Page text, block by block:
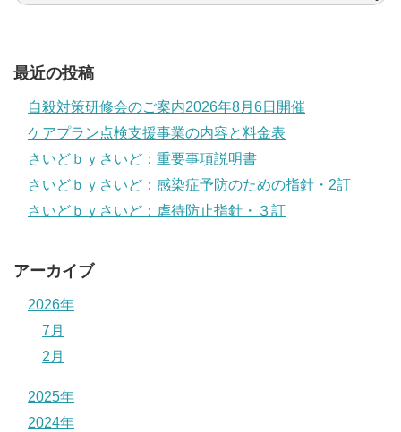
最近の投稿
自殺対策研修会のご案内2026年8月6日開催
ケアプラン点検支援事業の内容と料金表
さいどｂｙさいど：重要事項説明書
さいどｂｙさいど：感染症予防のための指針・2訂
さいどｂｙさいど：虐待防止指針・３訂
アーカイブ
2026年
7月
2月
2025年
2024年